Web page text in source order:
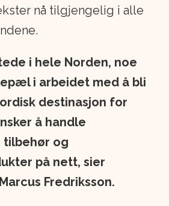
nå tilgjengelig i alle
i hele Norden, noe
i arbeidet med å bli
destinasjon for
å handle
tilbehør og
på nett, sier
Fredriksson.